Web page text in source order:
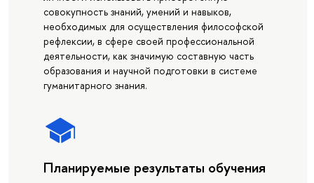
совокупность знаний, умений и навыков,
необходимых для осуществления философской
рефлексии, в сфере своей профессиональной
деятельности, как значимую составную часть
образования и научной подготовки в системе
гуманитарного знания.
Планируемые результаты обучения